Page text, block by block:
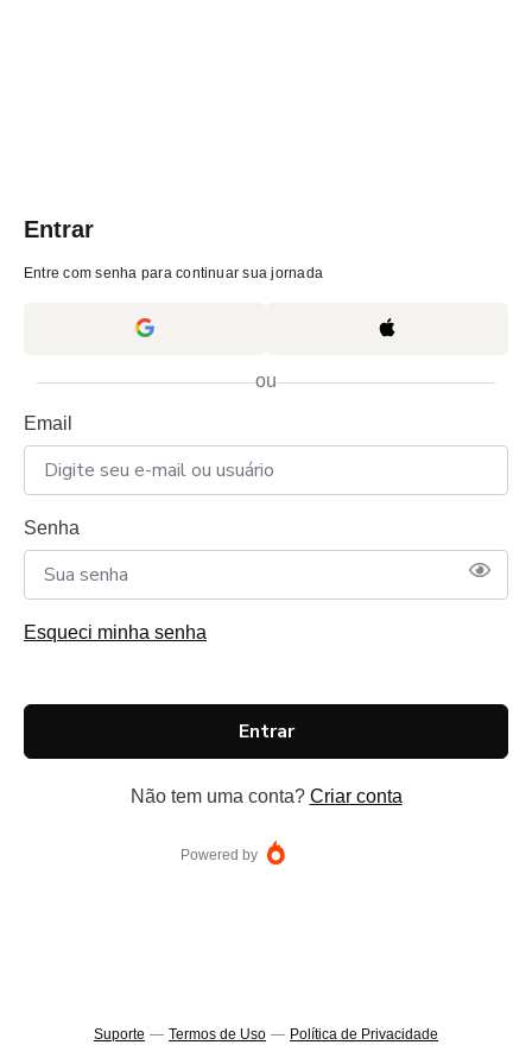
Entrar
Entre com senha para continuar sua jornada
ou
Email
Senha
Esqueci minha senha
Entrar
Não tem uma conta? Criar conta
Powered by
Suporte — Termos de Uso — Política de Privacidade